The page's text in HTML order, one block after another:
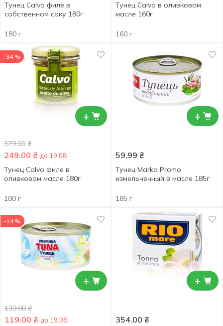
Тунец Calvo филе в
собственном соку 180г
180 г
Тунец Calvo в оливковом
масле 160г
160 г
+
-34 %
379.00 ₴
249.00 ₴ до 19.08
Тунец Calvo филе в
оливковом масле 180г
180 г
+
59.99 ₴
Тунец Marka Promo
измельченный в масле 185г
185 г
+
-14 %
139.00 ₴
119.00 ₴ до 19.08
+
354.00 ₴